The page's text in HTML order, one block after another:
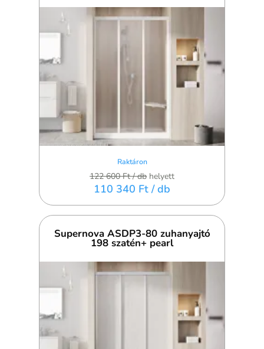
Raktáron
122 600 Ft/ db helyett
110 340 Ft / db
Supernova ASDP3-80 zuhanyajtó
198 szatén+ pearl